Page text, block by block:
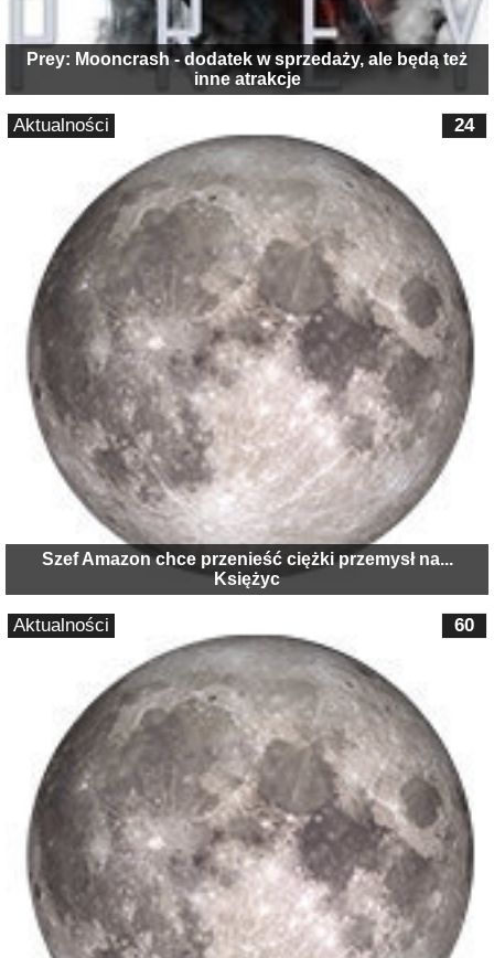
Prey: Mooncrash - dodatek w sprzedaży, ale będą też
inne atrakcje
Szef Amazon chce przenieść ciężki przemysł na...
Księżyc
24
Aktualności
60
Aktualności